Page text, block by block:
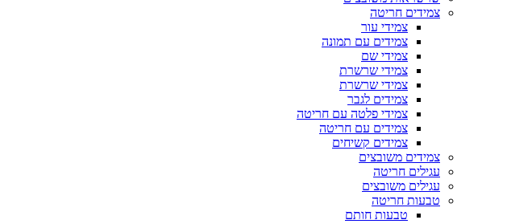
צמידים חריטה
צמידי עור
צמידים עם תמונה
צמידי שם
צמידי שרשרת
צמידי שרשרת
צמידים לגבר
צמידי פלטה עם חריטה
צמידים עם חריטה
צמידים קשיחים
צמידים משובצים
עגילים חריטה
עגילים משובצים
טבעות חריטה
טבעות חותם